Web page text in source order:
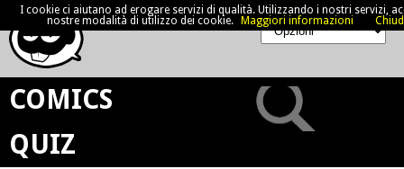
COMICS
QUIZ
I cookie ci aiutano ad erogare servizi di qualità. Utilizzando i nostri servizi,
nostre modalità di utilizzo dei cookie.
Maggiori informazioni